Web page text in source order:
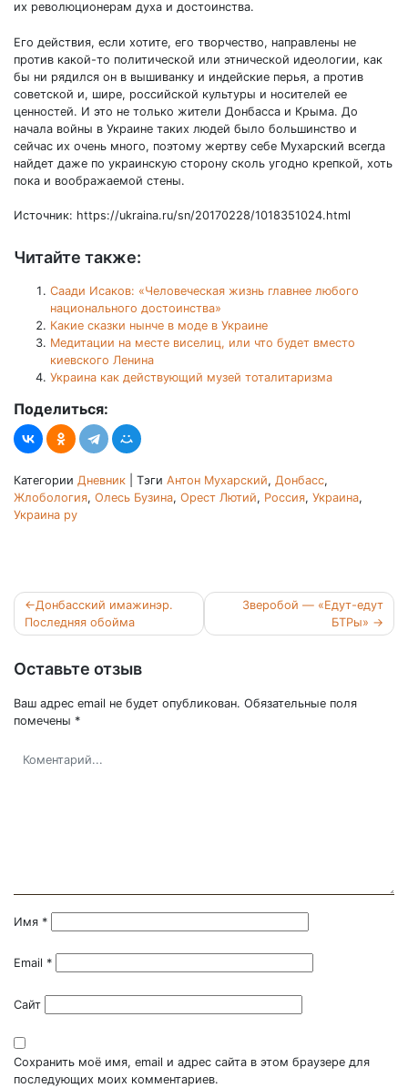
их революционерам духа и достоинства.
Его действия, если хотите, его творчество, направлены не
против какой-то политической или этнической идеологии, как
бы ни рядился он в вышиванку и индейские перья, а против
советской и, шире, российской культуры и носителей ее
ценностей. И это не только жители Донбасса и Крыма. До
начала войны в Украине таких людей было большинство и
сейчас их очень много, поэтому жертву себе Мухарский всегда
найдет даже по украинскую сторону сколь угодно крепкой, хоть
пока и воображаемой стены.
Источник: https://ukraina.ru/sn/20170228/1018351024.html
Читайте также:
Саади Исаков: «Человеческая жизнь главнее любого
национального достоинства»
Какие сказки нынче в моде в Украине
Медитации на месте виселиц, или что будет вместо
киевского Ленина
Украина как действующий музей тоталитаризма
Поделиться:
Категории Дневник Тэги Антон Мухарский, Донбасс,
Жлобология, Олесь Бузина, Орест Лютий, Россия, Украина,
Украина ру
Навигация
по
Донбасский имажинэр.
Последняя обойма
Зверобой — «Едут-едут
БТРы»
Оставьте отзыв
Ваш адрес email не будет опубликован. Обязательные поля
помечены *
Имя *
Email *
Сайт
Сохранить моё имя, email и адрес сайта в этом браузере для
последующих моих комментариев.